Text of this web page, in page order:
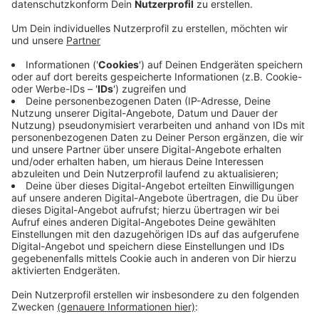
Wuppertal beobachten. Im Jahr 2018 waren es 226,
im Jahr 2019 immerhin 20 weniger. Das ist der
niedrigste Stand seit 10 Jahren, sagt die
Creditreform Wuppertal.
Die höchste Zahl der Verbraucherinsolvenzen gab
es im Jahr 2009, damals waren im ersten Halbjahr
ca. 400 Haushalte in Wuppertal insolvent.
Auch bei den Unternehmensinsolvenzen lässt sich
im Vergleich zum Jahr 2009 ein starker Rückgang
beobachten: damals waren es im ersten Halbjahr
noch gut 160. In den letzten 10 Jahren hat sich
diese Zahl also nahezu halbiert.
Veröffentlicht:Mittwoch, 19.06.2019 16:12
Anzeige